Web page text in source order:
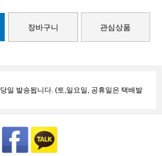
장바구니 관심상품
당일 발송됩니다. (토,일요일, 공휴일은 택배발